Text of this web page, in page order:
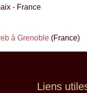
- France
à Grenoble (France)
Liens